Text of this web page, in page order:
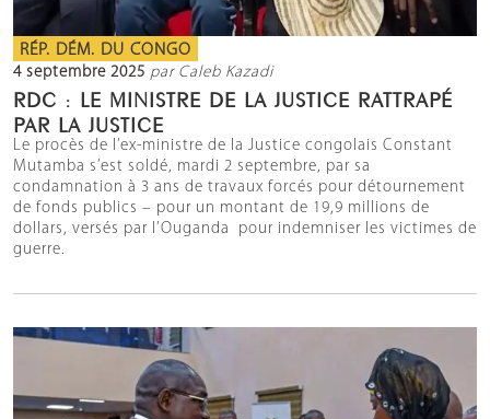
RÉP. DÉM. DU CONGO
4 septembre 2025 par Caleb Kazadi
RDC : LE MINISTRE DE LA JUSTICE RATTRAPÉ
PAR LA JUSTICE
Le procès de l’ex-ministre de la Justice congolais Constant
Mutamba s’est soldé, mardi 2 septembre, par sa
condamnation à 3 ans de travaux forcés pour détournement
de fonds publics – pour un montant de 19,9 millions de
dollars, versés par l’Ouganda pour indemniser les victimes de
guerre.